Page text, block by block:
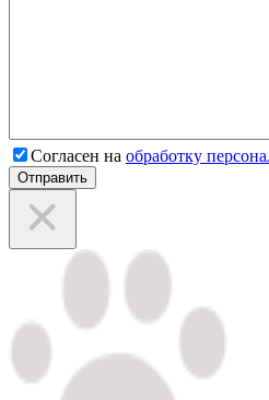
Согласен на обработку
Отправить